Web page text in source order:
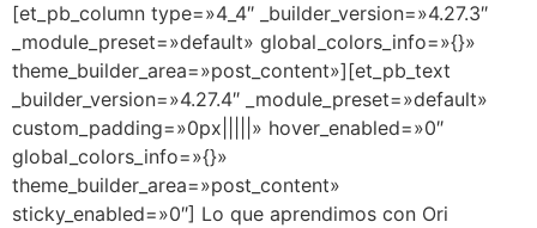
[et_pb_column type=»4_4″ _builder_version=»4.27.3″
_module_preset=»default» global_colors_info=»{}»
theme_builder_area=»post_content»][et_pb_text
_builder_version=»4.27.4″ _module_preset=»default»
custom_padding=»0px|||||» hover_enabled=»0″
global_colors_info=»{}»
theme_builder_area=»post_content»
sticky_enabled=»0″] Lo que aprendimos con Ori